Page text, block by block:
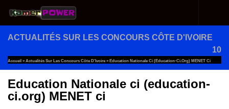
Au dessous du contenu
ACTUALITÉS SUR LES CONCOURS CÔTE D'IVOIRE
10
Accueil » Actualités Sur Les Concours Côte D'Ivoire » Education Nationale Ci (education-Ci.org) MENET Ci
Education Nationale ci (education-
ci.org) MENET ci